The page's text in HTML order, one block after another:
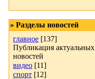
» Разделы новостей
главное [137]
Публикация актуальных
новостей
видео [11]
спорт [12]